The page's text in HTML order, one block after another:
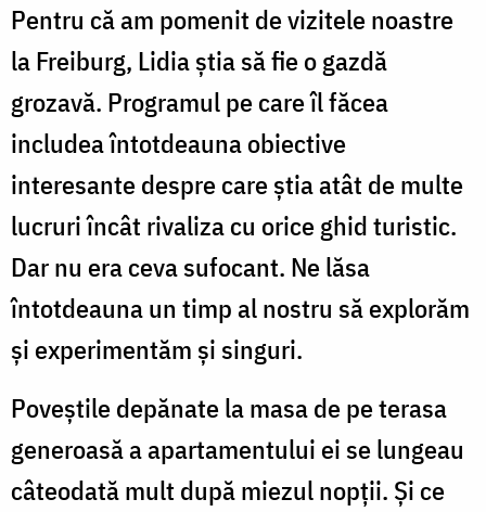
Pentru că am pomenit de vizitele noastre
la Freiburg, Lidia știa să fie o gazdă
grozavă. Programul pe care îl făcea
includea întotdeauna obiective
interesante despre care știa atât de multe
lucruri încât rivaliza cu orice ghid turistic.
Dar nu era ceva sufocant. Ne lăsa
întotdeauna un timp al nostru să explorăm
și experimentăm și singuri.
Poveștile depănate la masa de pe terasa
generoasă a apartamentului ei se lungeau
câteodată mult după miezul nopții. Și ce